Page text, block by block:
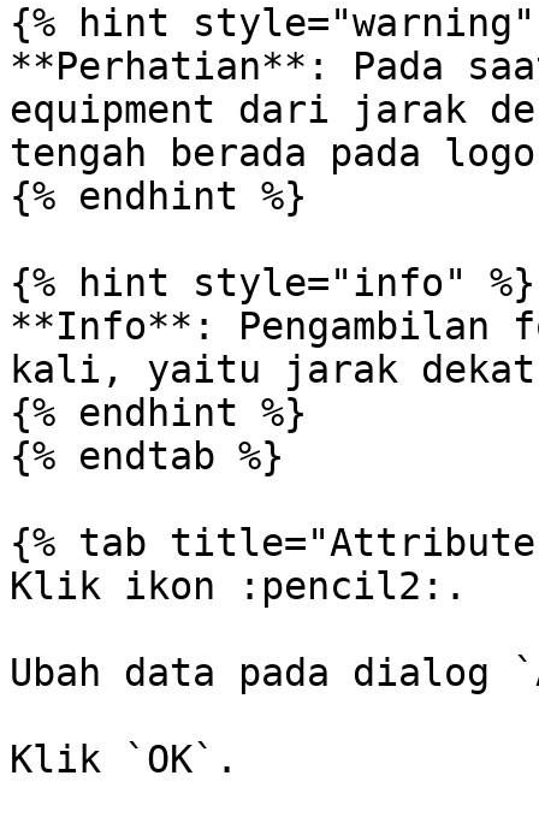
{% hint style="warning"
**Perhatian**: Pada
equipment dari jarak
tengah berada pada
{% endhint %}
{% hint style="info" %}
**Info**: Pengambilan
kali, yaitu jarak
{% endhint %}
{% endtab %}
{% tab
Klik ikon :pencil2:.
Ubah data pada dialog
Klik `OK`.